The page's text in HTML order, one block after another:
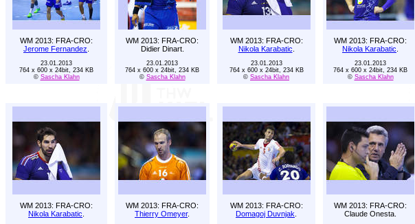
WM 2013: FRA-CRO:
Jerome Fernandez
WM 2013: FRA-CRO:
Didier Dinart.
WM 2013: FRA-CRO:
Nikola Karabatic
WM 2013: FRA-CRO:
Nikola Karabatic
23.01.2013
764 x 600 x 24bit, 234 KB
© Sascha Klahn
23.01.2013
764 x 600 x 24bit, 234 KB
© Sascha Klahn
23.01.2013
764 x 600 x 24bit, 234 KB
© Sascha Klahn
23.01.2013
764 x 600 x 24bit, 234 KB
© Sascha Klahn
WM 2013: FRA-CRO:
Nikola Karabatic
WM 2013: FRA-CRO:
Thierry Omeyer.
WM 2013: FRA-CRO:
Domagoj Duvnjak
WM 2013: FRA-CRO:
Claude Onesta.